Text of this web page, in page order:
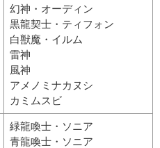
幻神・オーディン
黒龍契士・ティフォン
白獣魔・イルム
雷神
風神
アメノミナカヌシ
カミムスビ
緑龍喚士・ソニア
青龍喚士・ソニア